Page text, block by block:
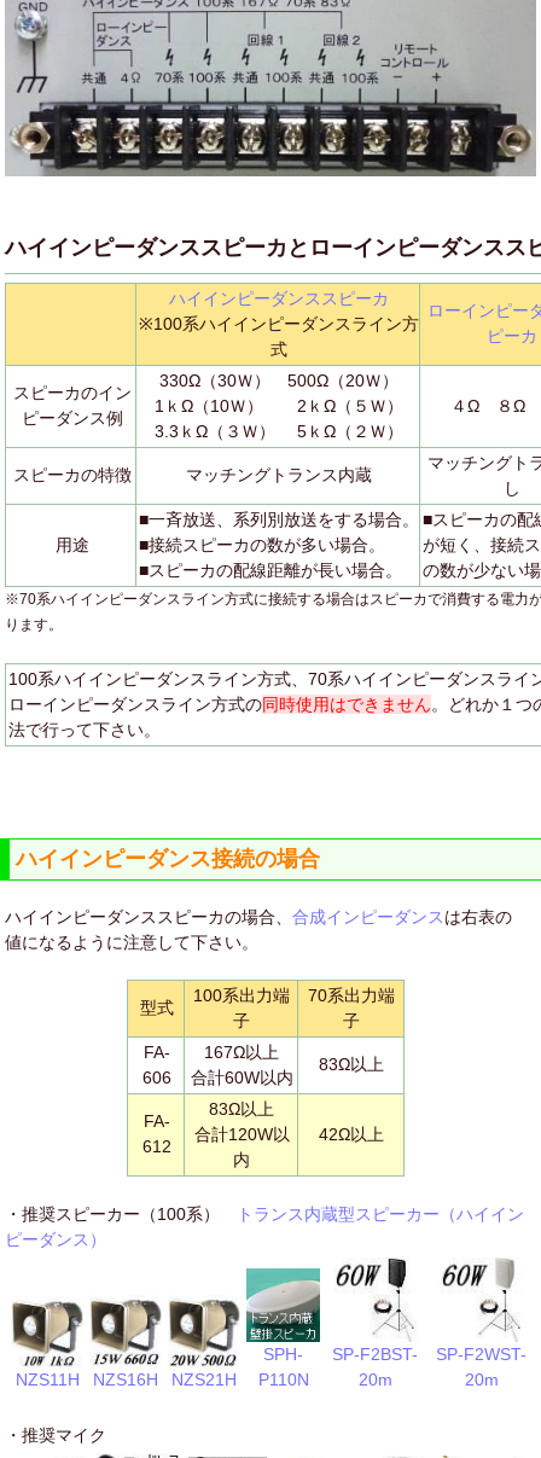
ハイインピーダンススピーカとローインピーダンスス
ハイインピーダンススピーカ
※100系ハイインピーダンスライン方
式
ローインピー
ピーカ
スピーカのイン
ピーダンス例
330Ω（30Ｗ） 500Ω（20Ｗ）
1ｋΩ（10Ｗ） 2ｋΩ（５Ｗ）
3.3ｋΩ（３Ｗ） 5ｋΩ（２Ｗ）
４Ω ８Ω
スピーカの特徴 マッチングトランス内蔵
マッチングト
し
用途
■一斉放送、系列別放送をする場合。
■接続スピーカの数が多い場合。
■スピーカの配線距離が長い場合。
■スピーカの配
が短く、接続
の数が少ない
※70系ハイインピーダンスライン方式に接続する場合はスピーカで消費する電力
ります。
100系ハイインピーダンスライン方式、70系ハイインピーダンスライ
ローインピーダンスライン方式の同時使用はできません。どれか１つ
法で行って下さい。
ハイインピーダンス接続の場合
ハイインピーダンススピーカの場合、合成インピーダンスは右表の
値になるように注意して下さい。
型式
100系出力端
子
70系出力端
子
FA-
606
167Ω以上
合計60W以内
83Ω以上
FA-
612
83Ω以上
合計120W以
内
42Ω以上
・推奨スピーカー（100系）
トランス内蔵型スピーカー（ハイイン
ピーダンス）
NZS11H NZS16H NZS21H
SPH-
P110N
SP-F2BST-
20m
SP-F2WST-
20m
・推奨マイク